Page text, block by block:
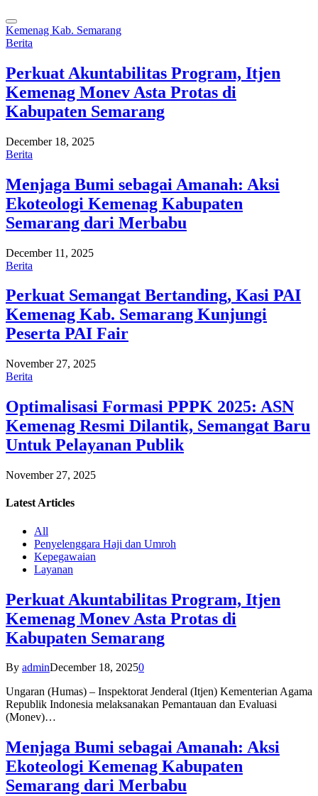
Kemenag Kab. Semarang
Berita
Perkuat Akuntabilitas Program, Itjen
Kemenag Monev Asta Protas di
Kabupaten Semarang
December 18, 2025
Berita
Menjaga Bumi sebagai Amanah: Aksi
Ekoteologi Kemenag Kabupaten
Semarang dari Merbabu
December 11, 2025
Berita
Perkuat Semangat Bertanding, Kasi PAI
Kemenag Kab. Semarang Kunjungi
Peserta PAI Fair
November 27, 2025
Berita
Optimalisasi Formasi PPPK 2025: ASN
Kemenag Resmi Dilantik, Semangat Baru
Untuk Pelayanan Publik
November 27, 2025
Latest Articles
All
Penyelenggara Haji dan Umroh
Kepegawaian
Layanan
Perkuat Akuntabilitas Program, Itjen
Kemenag Monev Asta Protas di
Kabupaten Semarang
By adminDecember 18, 20250
Ungaran (Humas) – Inspektorat Jenderal (Itjen) Kementerian Agama
Republik Indonesia melaksanakan Pemantauan dan Evaluasi
(Monev)…
Menjaga Bumi sebagai Amanah: Aksi
Ekoteologi Kemenag Kabupaten
Semarang dari Merbabu